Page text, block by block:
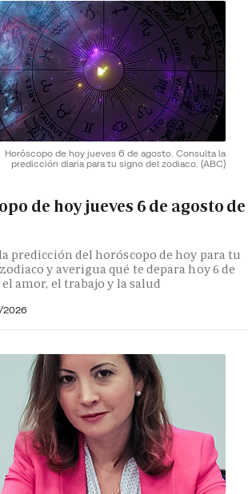
Horóscopo de hoy jueves 6 de agosto. Consulta la
predicción diaria para tu signo del zodiaco. (ABC)
de hoy jueves 6 de agosto de
predicción del horóscopo de hoy para tu
y averigua qué te depara hoy 6 de
amor, el trabajo y la salud